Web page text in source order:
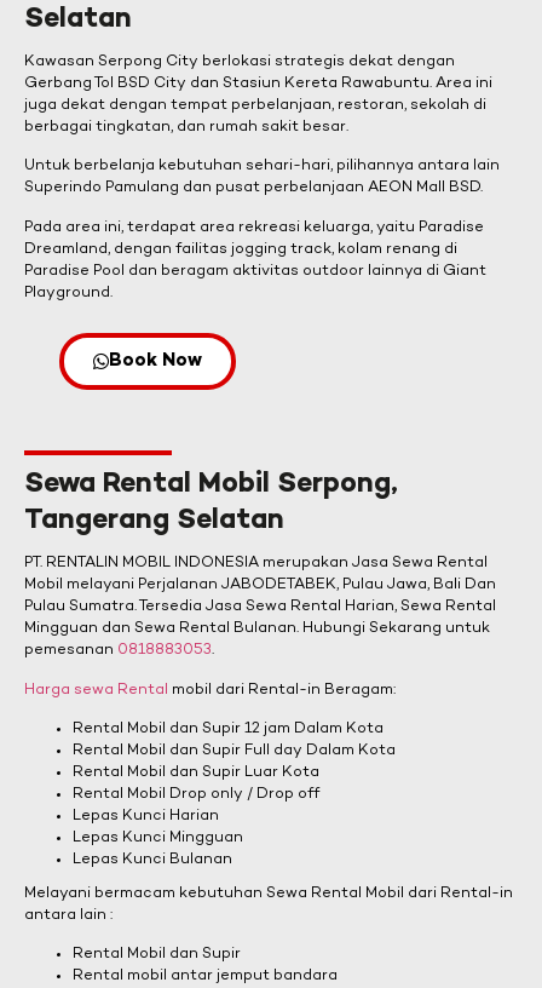
Selatan
Kawasan Serpong City berlokasi strategis dekat dengan
Gerbang Tol BSD City dan Stasiun Kereta Rawabuntu. Area ini
juga dekat dengan tempat perbelanjaan, restoran, sekolah di
berbagai tingkatan, dan rumah sakit besar.
Untuk berbelanja kebutuhan sehari-hari, pilihannya antara lain
Superindo Pamulang dan pusat perbelanjaan AEON Mall BSD.
Pada area ini, terdapat area rekreasi keluarga, yaitu Paradise
Dreamland, dengan failitas jogging track, kolam renang di
Paradise Pool dan beragam aktivitas outdoor lainnya di Giant
Playground.
Book Now
Sewa Rental Mobil Serpong,
Tangerang Selatan
PT. RENTALIN MOBIL INDONESIA merupakan Jasa Sewa Rental
Mobil melayani Perjalanan JABODETABEK, Pulau Jawa, Bali Dan
Pulau Sumatra. Tersedia Jasa Sewa Rental Harian, Sewa Rental
Mingguan dan Sewa Rental Bulanan. Hubungi Sekarang untuk
pemesanan 0818883053.
Harga sewa Rental mobil dari Rental-in Beragam:
Rental Mobil dan Supir 12 jam Dalam Kota
Rental Mobil dan Supir Full day Dalam Kota
Rental Mobil dan Supir Luar Kota
Rental Mobil Drop only / Drop off
Lepas Kunci Harian
Lepas Kunci Mingguan
Lepas Kunci Bulanan
Melayani bermacam kebutuhan Sewa Rental Mobil dari Rental-in
antara lain :
Rental Mobil dan Supir
Rental mobil antar jemput bandara